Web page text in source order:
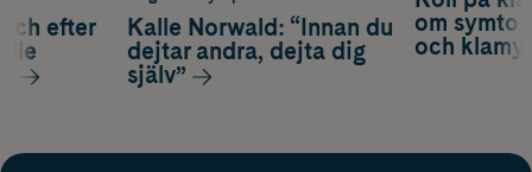
om
och
efter
Kalle Norwald: “Innan du
dejtar andra, dejta dig
själv”